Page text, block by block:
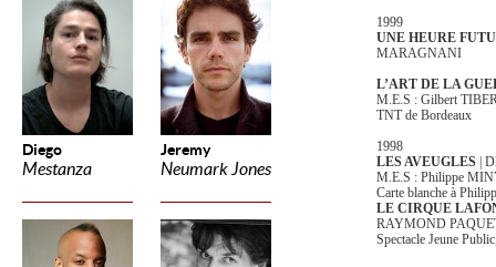
Diego
Mestanza
Jeremy
Neumark Jones
1999
UNE HEURE
MARAGNANI
L’ART DE LA
M.E.S : Gilbert
TNT de Bordeaux
1998
LES AVEUGLES |
M.E.S : Philippe
Carte blanche à
LE CIRQUE
RAYMOND
Spectacle Jeune